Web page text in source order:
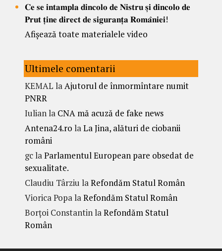
𝐂𝐞 𝐬𝐞 𝐢𝐧𝐭𝐚𝐦𝐩𝐥𝐚 𝐝𝐢𝐧𝐜𝐨𝐥𝐨 𝐝𝐞 𝐍𝐢𝐬𝐭𝐫𝐮 𝐬̦𝐢 𝐝𝐢𝐧𝐜𝐨𝐥𝐨 𝐝𝐞
𝐏𝐫𝐮𝐭 𝐭̦𝐢𝐧𝐞 𝐝𝐢𝐫𝐞𝐜𝐭 𝐝𝐞 𝐬𝐢𝐠𝐮𝐫𝐚𝐧𝐭̦𝐚 𝐑𝐨𝐦𝐚̂𝐧𝐢𝐞𝐢!
Afișează toate materialele video
Ultimele comentarii
KEMAL laAjutorul de înmormîntare numit
PNRR
Iulianla CNA mă acuză de fake news
Antena24.ro laLa Jina, alături de ciobanii
români
gclaParlamentul European pare obsedat de
sexualitate.
Claudiu Târziu laRefondăm Statul Român
Viorica PopalaRefondăm Statul Român
Borțoi ConstantinlaRefondăm Statul
Român